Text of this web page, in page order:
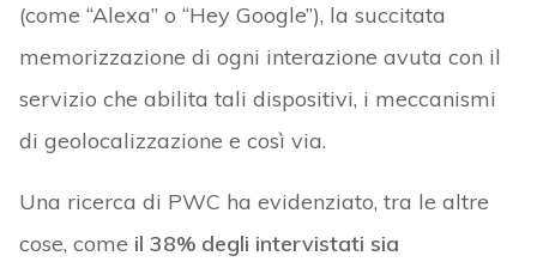
(come “Alexa” o “Hey Google”), la succitata
memorizzazione di ogni interazione avuta con il
servizio che abilita tali dispositivi, i meccanismi
di geolocalizzazione e così via.
Una ricerca di PWC ha evidenziato, tra le altre
cose, come il 38% degli intervistati sia